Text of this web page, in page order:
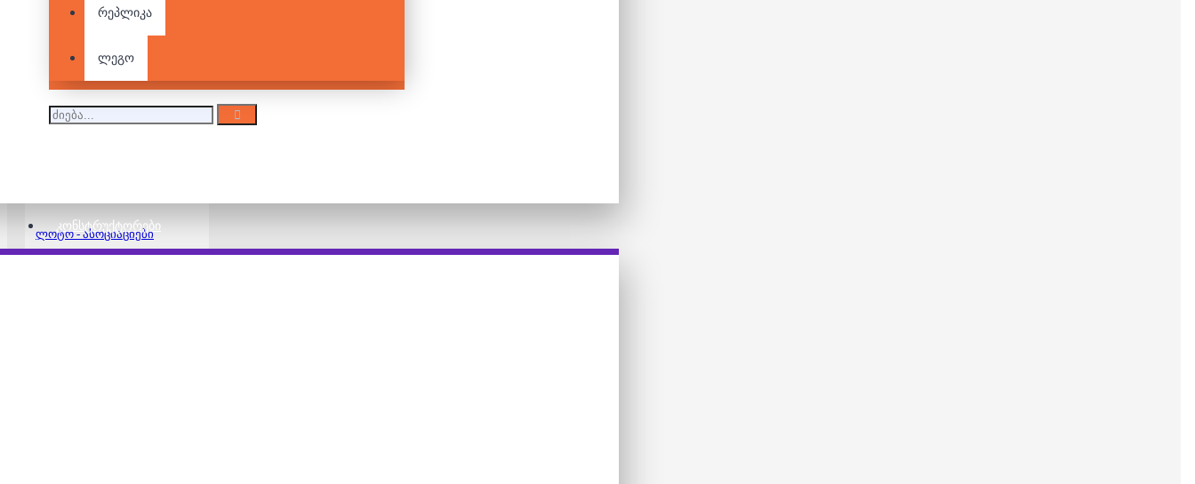
ᲙᲝᲜᲡᲢᲠᲣᲥᲢᲝᲠᲔᲑᲘ
რეპლიკა
ლეგო
ლოტო - ინგლისური
ლოტო - ასოციაციები
15.00 ₾ 20.00 ₾